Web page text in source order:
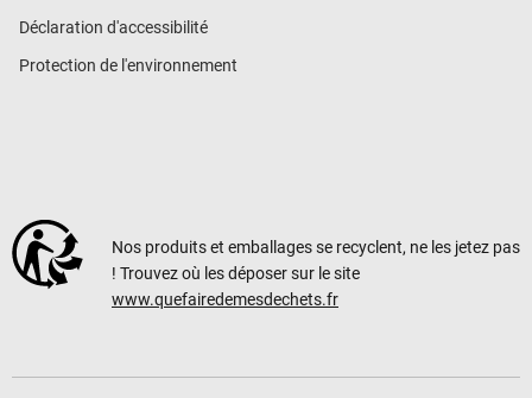
Déclaration d'accessibilité
Protection de l'environnement
Nos produits et emballages se recyclent, ne les jetez pas
! Trouvez où les déposer sur le site
www.quefairedemesdechets.fr